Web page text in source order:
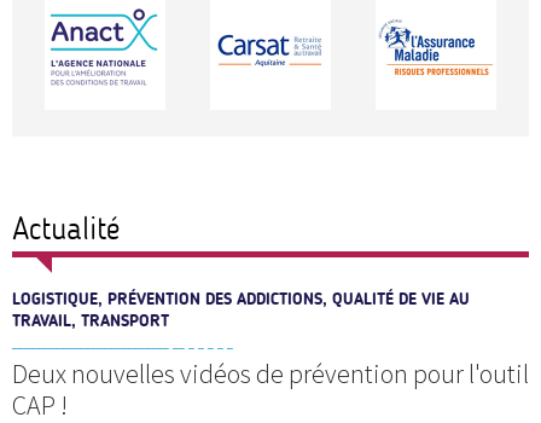
Actualité
LOGISTIQUE, PRÉVENTION DES ADDICTIONS, QUALITÉ DE VIE AU
TRAVAIL, TRANSPORT
Deux nouvelles vidéos de prévention pour l'outil
CAP !